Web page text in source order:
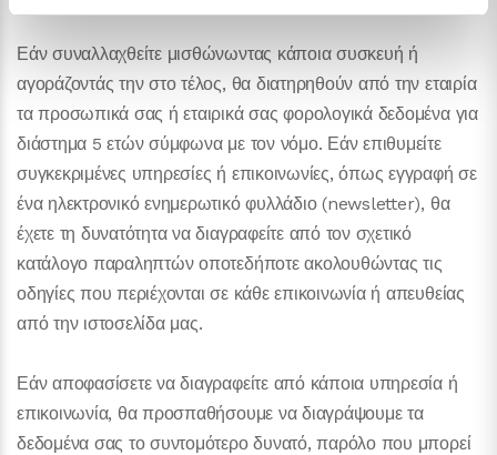
Εάν συναλλαχθείτε μισθώνωντας κάποια συσκευή ή
αγοράζοντάς την στο τέλος, θα διατηρηθούν από την εταιρία
τα προσωπικά σας ή εταιρικά σας φορολογικά δεδομένα για
διάστημα 5 ετών σύμφωνα με τον νόμο. Εάν επιθυμείτε
συγκεκριμένες υπηρεσίες ή επικοινωνίες, όπως εγγραφή σε
ένα ηλεκτρονικό ενημερωτικό φυλλάδιο (newsletter), θα
έχετε τη δυνατότητα να διαγραφείτε από τον σχετικό
κατάλογο παραληπτών οποτεδήποτε ακολουθώντας τις
οδηγίες που περιέχονται σε κάθε επικοινωνία ή απευθείας
από την ιστοσελίδα μας.
Εάν αποφασίσετε να διαγραφείτε από κάποια υπηρεσία ή
επικοινωνία, θα προσπαθήσουμε να διαγράψουμε τα
δεδομένα σας το συντομότερο δυνατό, παρόλο που μπορεί